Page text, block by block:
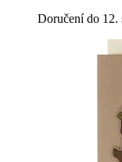
Doručení do 12.